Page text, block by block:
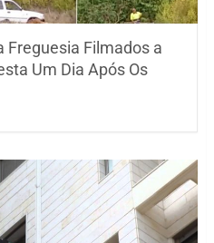
Freguesia Filmados a
Um Dia Após Os